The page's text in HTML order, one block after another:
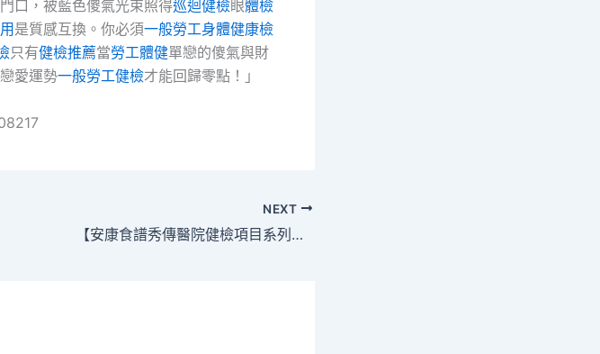
口，被藍色傻氣光束照得巡迴健檢眼體檢
是質感互換。你必須一般勞工身體健康檢
只有健檢推薦當勞工體健單戀的傻氣與財
愛運勢一般勞工健檢才能回歸零點！」
NEXT
【安康食譜秀傳醫院健檢項目系列】甘旨巧克力本身做！